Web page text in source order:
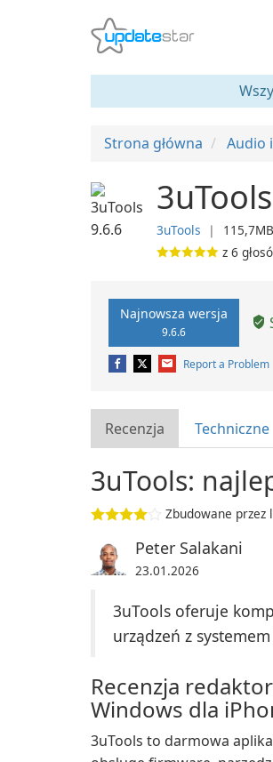
Strona główna Audio
3uTools ❘ 115,7MB
z 6
Najnowsza wersja
9.6.6
Report a Problem
Recenzja Techniczne
3uTools:
Zbudowane przez
Peter Salakani
23.01.2026
3uTools oferuje
urządzeń z systemem
Recenzja
Windows dla
3uTools to darmowa